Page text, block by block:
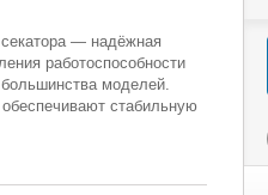
— надёжная
работоспособности
моделей.
стабильную